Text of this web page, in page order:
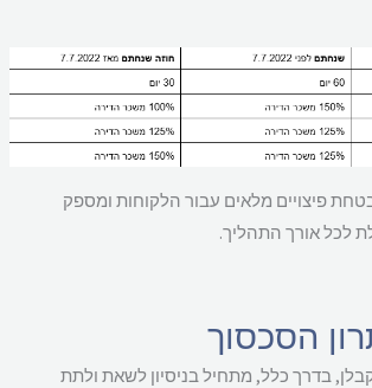
מלאים עבור הלקוחות ומספק
אורך התהליך.
הסכסוך
בדרך כלל, מתחיל בניסיון לשאת ולתת